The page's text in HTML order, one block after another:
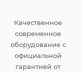
Качественное
современное
оборудование с
официальной
гарантией от